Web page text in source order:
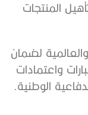
المنتجات
لضمان
واعتمادات
الوطنية.